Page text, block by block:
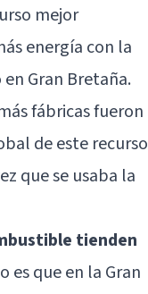
mejor
energía con la
Gran Bretaña.
fábricas fueron
de este recurso
que se usaba la
tienden
es que en la Gran